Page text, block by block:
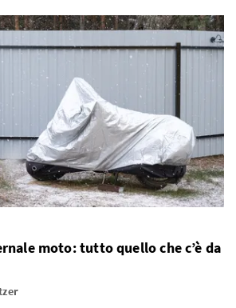
moto: tutto quello che c’è da